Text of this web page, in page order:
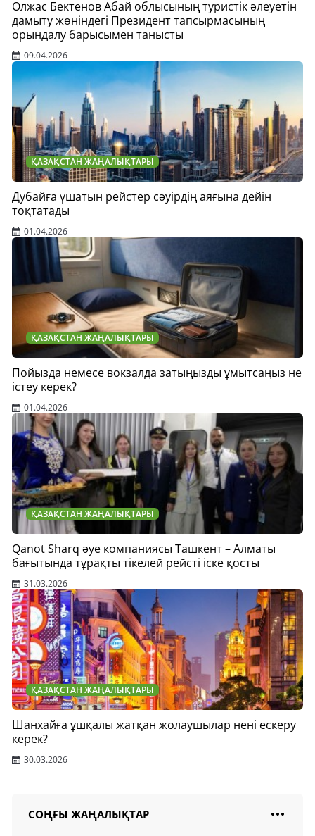
Олжас Бектенов Абай облысының туристік әлеуетін
дамыту жөніндегі Президент тапсырмасының
орындалу барысымен танысты
09.04.2026
ҚАЗАҚСТАН ЖАҢАЛЫҚТАРЫ
Дубайға ұшатын рейстер сәуірдің аяғына дейін
тоқтатады
01.04.2026
ҚАЗАҚСТАН ЖАҢАЛЫҚТАРЫ
Пойызда немесе вокзалда затыңызды ұмытсаңыз не
істеу керек?
01.04.2026
ҚАЗАҚСТАН ЖАҢАЛЫҚТАРЫ
Qanot Sharq әуе компаниясы Ташкент – Алматы
бағытында тұрақты тікелей рейсті іске қосты
31.03.2026
ҚАЗАҚСТАН ЖАҢАЛЫҚТАРЫ
Шанхайға ұшқалы жатқан жолаушылар нені ескеру
керек?
30.03.2026
СОҢҒЫ ЖАҢАЛЫҚТАР